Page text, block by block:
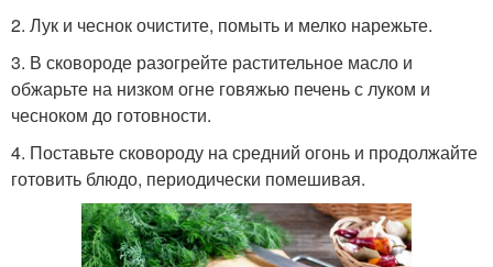
2. Лук и чеснок очистите, помыть и мелко нарежьте.
3. В сковороде разогрейте растительное масло и
обжарьте на низком огне говяжью печень с луком и
чесноком до готовности.
4. Поставьте сковороду на средний огонь и продолжайте
готовить блюдо, периодически помешивая.